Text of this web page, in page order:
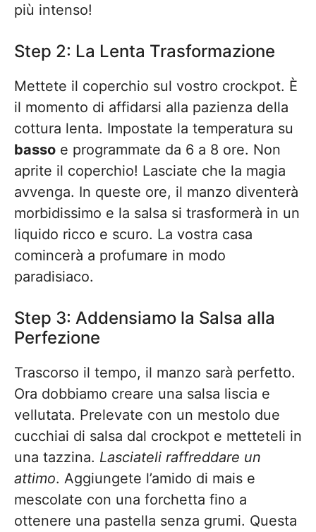
più intenso!
Step 2: La Lenta Trasformazione
Mettete il coperchio sul vostro crockpot. È
il momento di affidarsi alla pazienza della
cottura lenta. Impostate la temperatura su
basso e programmate da 6 a 8 ore. Non
aprite il coperchio! Lasciate che la magia
avvenga. In queste ore, il manzo diventerà
morbidissimo e la salsa si trasformerà in un
liquido ricco e scuro. La vostra casa
comincerà a profumare in modo
paradisiaco.
Step 3: Addensiamo la Salsa alla
Perfezione
Trascorso il tempo, il manzo sarà perfetto.
Ora dobbiamo creare una salsa liscia e
vellutata. Prelevate con un mestolo due
cucchiai di salsa dal crockpot e metteteli in
una tazzina. Lasciateli raffreddare un
attimo. Aggiungete l’amido di mais e
mescolate con una forchetta fino a
ottenere una pastella senza grumi. Questa